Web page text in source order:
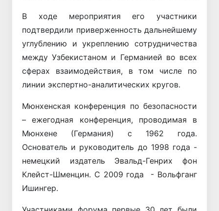
В ходе мероприятия его участники
подтвердили приверженность дальнейшему
углублению и укреплению сотрудничества
между Узбекистаном и Германией во всех
сферах взаимодействия, в том числе по
линии экспертно-аналитических кругов.
Мюнхенская конференция по безопасности
– ежегодная конференция, проводимая в
Мюнхене (Германия) с 1962 года.
Основатель и руководитель до 1998 года -
немецкий издатель Эвальд-Генрих фон
Клейст-Шменцин. С 2009 года - Вольфганг
Ишингер.